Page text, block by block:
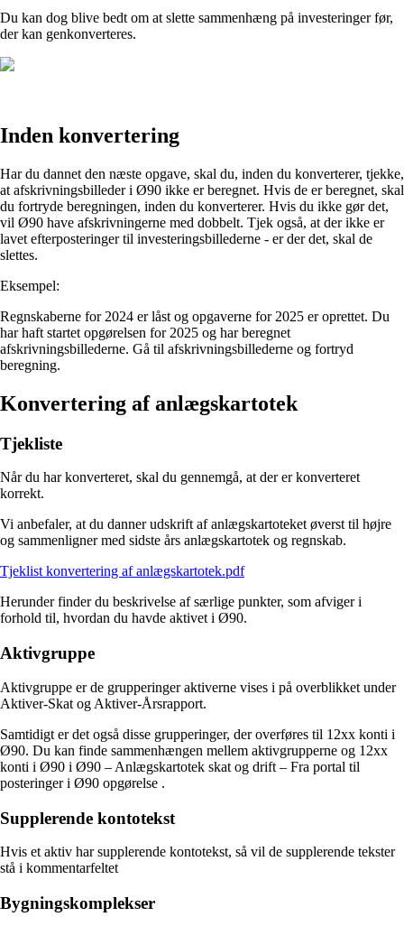
Du kan dog blive bedt om at slette sammenhæng på investeringer før,
der kan genkonverteres.
Inden konvertering
Har du dannet den næste opgave, skal du, inden du konverterer, tjekke,
at afskrivningsbilleder i Ø90 ikke er beregnet. Hvis de er beregnet, skal
du fortryde beregningen, inden du konverterer. Hvis du ikke gør det,
vil Ø90 have afskrivningerne med dobbelt. Tjek også, at der ikke er
lavet efterposteringer til investeringsbillederne - er der det, skal de
slettes.
Eksempel:
Regnskaberne for 2024 er låst og opgaverne for 2025 er oprettet. Du
har haft startet opgørelsen for 2025 og har beregnet
afskrivningsbillederne. Gå til afskrivningsbillederne og fortryd
beregning.
Konvertering af anlægskartotek
Tjekliste
Når du har konverteret, skal du gennemgå, at der er konverteret
korrekt.
Vi anbefaler, at du danner udskrift af anlægskartoteket øverst til højre
og sammenligner med sidste års anlægskartotek og regnskab.
Tjeklist konvertering af anlægskartotek.pdf
Herunder finder du beskrivelse af særlige punkter, som afviger i
forhold til, hvordan du havde aktivet i Ø90.
Aktivgruppe
Aktivgruppe er de grupperinger aktiverne vises i på overblikket under
Aktiver-Skat og Aktiver-Årsrapport.
Samtidigt er det også disse grupperinger, der overføres til 12xx konti i
Ø90. Du kan finde sammenhængen mellem aktivgrupperne og 12xx
konti i Ø90 i Ø90 – Anlægskartotek skat og drift – Fra portal til
posteringer i Ø90 opgørelse .
Supplerende kontotekst
Hvis et aktiv har supplerende kontotekst, så vil de supplerende tekster
stå i kommentarfeltet
Bygningskomplekser